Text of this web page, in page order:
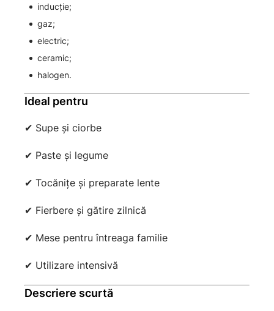
inducție;
gaz;
electric;
ceramic;
halogen.
Ideal pentru
✔ Supe și ciorbe
✔ Paste și legume
✔ Tocănițe și preparate lente
✔ Fierbere și gătire zilnică
✔ Mese pentru întreaga familie
✔ Utilizare intensivă
Descriere scurtă